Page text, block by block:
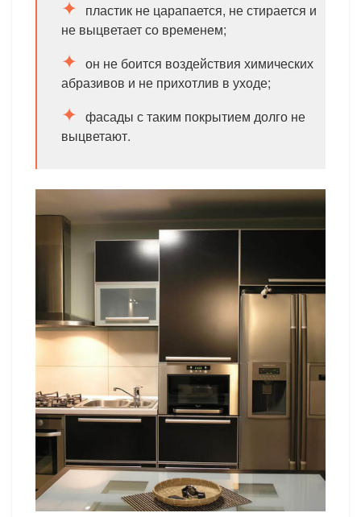
пластик не царапается, не стирается и
не выцветает со временем;
он не боится воздействия химических
абразивов и не прихотлив в уходе;
фасады с таким покрытием долго не
выцветают.